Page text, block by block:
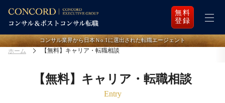
無料
登録
コンサル業界から日本Ｎo.1に選出された転職エージェント
ホーム 【無料】キャリア・転職相談
【無料】キャリア・転職相談
Entry